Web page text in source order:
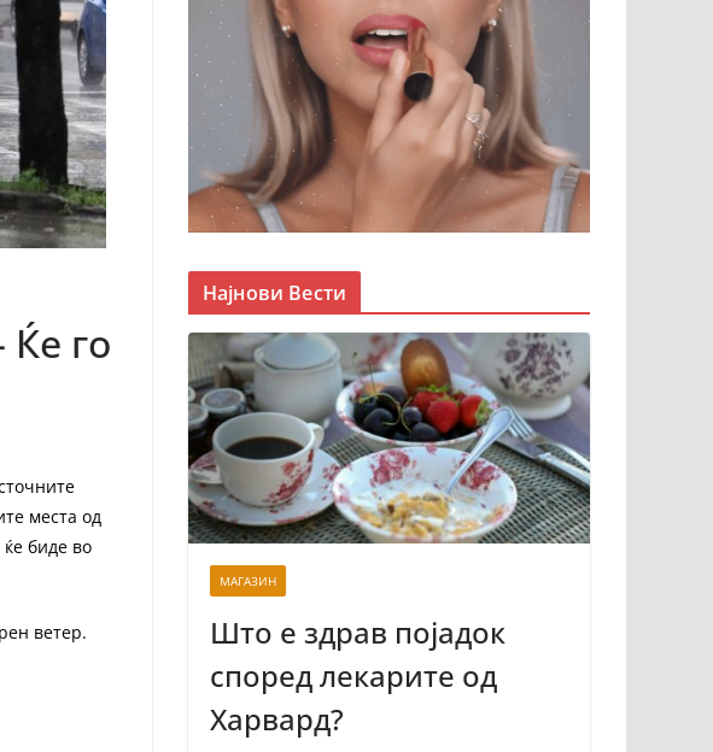
го
места од
биде во
ветер.
Најнови Вести
МАГАЗИН
Што е здрав појадок
според лекарите од
Харвард?